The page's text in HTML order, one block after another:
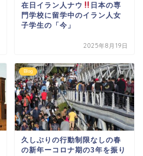
在日イラン人ナウ
日本の専
門学校に留学中のイラン人女
子学生の「今」
2025年8月19日
Blog
久しぶりの行動制限なしの春
の新年ーコロナ期の3年を振り